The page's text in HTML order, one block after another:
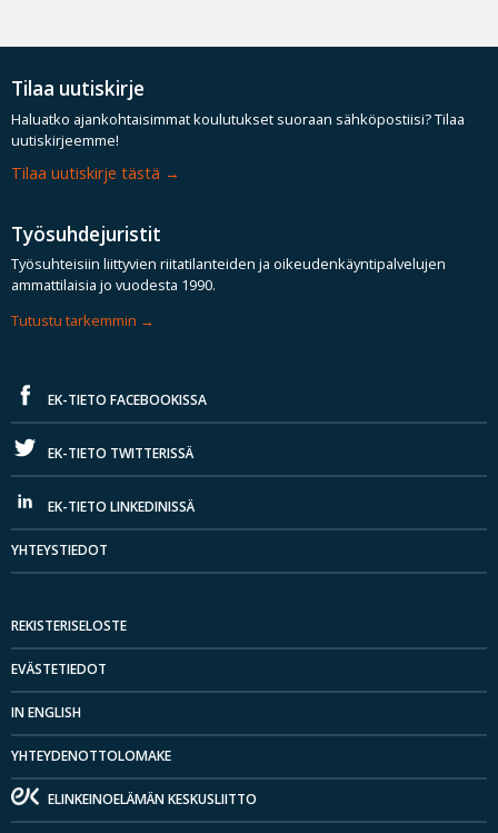
Tilaa uutiskirje
Haluatko ajankohtaisimmat koulutukset suoraan sähköpostiisi? Tilaa
uutiskirjeemme!
Tilaa uutiskirje tästä
Työsuhdejuristit
Työsuhteisiin liittyvien riitatilanteiden ja oikeudenkäyntipalvelujen
ammattilaisia jo vuodesta 1990.
Tutustu tarkemmin
EK-TIETO FACEBOOKISSA
EK-TIETO TWITTERISSÄ
EK-TIETO LINKEDINISSÄ
YHTEYSTIEDOT
REKISTERISELOSTE
EVÄSTETIEDOT
IN ENGLISH
YHTEYDENOTTOLOMAKE
ELINKEINOELÄMÄN KESKUSLIITTO